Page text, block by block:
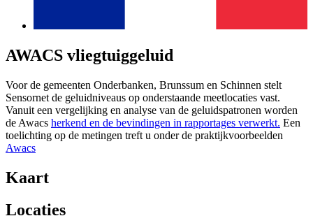
AWACS vliegtuiggeluid
Voor de gemeenten Onderbanken, Brunssum en Schinnen stelt
Sensornet de geluidniveaus op onderstaande meetlocaties vast.
Vanuit een vergelijking en analyse van de geluidspatronen worden
de Awacs herkend en de bevindingen in rapportages verwerkt. Een
toelichting op de metingen treft u onder de praktijkvoorbeelden
Awacs
Kaart
Locaties